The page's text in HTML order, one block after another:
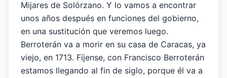
Mijares de Solórzano. Y lo vamos a encontrar
unos años después en funciones del gobierno,
en una sustitución que veremos luego.
Berroterán va a morir en su casa de Caracas, ya
viejo, en 1713. Fíjense, con Francisco Berroterán
estamos llegando al fin de siglo, porque él va a